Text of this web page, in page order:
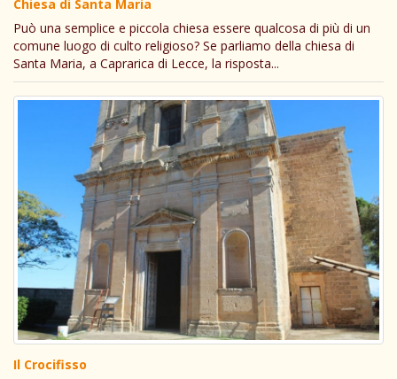
Chiesa di Santa Maria
Può una semplice e piccola chiesa essere qualcosa di più di un
comune luogo di culto religioso? Se parliamo della chiesa di
Santa Maria, a Caprarica di Lecce, la risposta...
Il Crocifisso